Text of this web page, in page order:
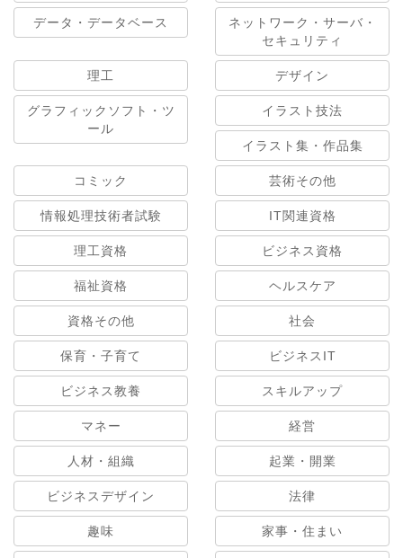
データ・データベース
ネットワーク・サーバ・
セキュリティ
理工 デザイン
グラフィックソフト・ツ
ール
イラスト技法
イラスト集・作品集
コミック 芸術その他
情報処理技術者試験 IT関連資格
理工資格 ビジネス資格
福祉資格 ヘルスケア
資格その他 社会
保育・子育て ビジネスIT
ビジネス教養 スキルアップ
マネー 経営
人材・組織 起業・開業
ビジネスデザイン 法律
趣味 家事・住まい